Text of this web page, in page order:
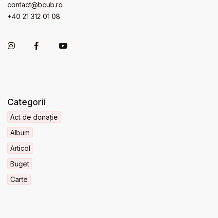
contact@bcub.ro
+40 21 312 01 08
Categorii
Act de donație
Album
Articol
Buget
Carte